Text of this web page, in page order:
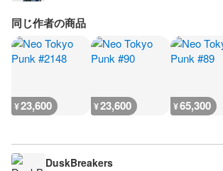
同じ作者の商品
¥23,600 ¥23,600 ¥65,300
DuskBreakers